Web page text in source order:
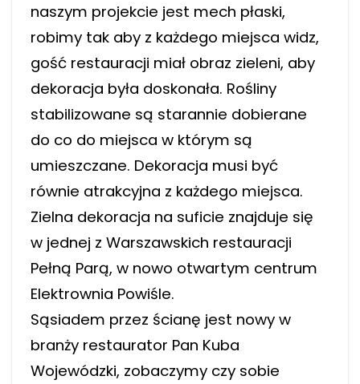
naszym projekcie jest mech płaski,
robimy tak aby z każdego miejsca widz,
gość restauracji miał obraz zieleni, aby
dekoracja była doskonała. Rośliny
stabilizowane są starannie dobierane
do co do miejsca w którym są
umieszczane. Dekoracja musi być
równie atrakcyjna z każdego miejsca.
Zielna dekoracja na suficie znajduje się
w jednej z Warszawskich restauracji
Pełną Parą, w nowo otwartym centrum
Elektrownia Powiśle.
Sąsiadem przez ścianę jest nowy w
branży restaurator Pan Kuba
Wojewódzki, zobaczymy czy sobie